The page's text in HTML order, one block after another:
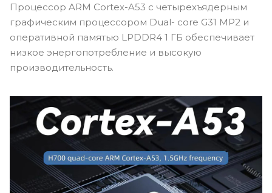
Процессор ARM Cortex-A53 с четырехъядерным
графическим процессором Dual- core G31 MP2 и
оперативной памятью LPDDR4 1 ГБ обеспечивает
низкое энергопотребление и высокую
производительность.